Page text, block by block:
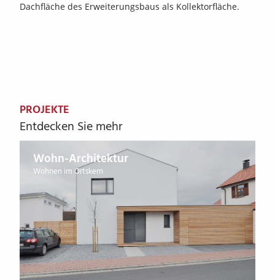
Dachfläche des Erweiterungsbaus als Kollektorfläche.
PROJEKTE
Entdecken Sie mehr
Wohn-Architektur
Wohnen im Ortskern